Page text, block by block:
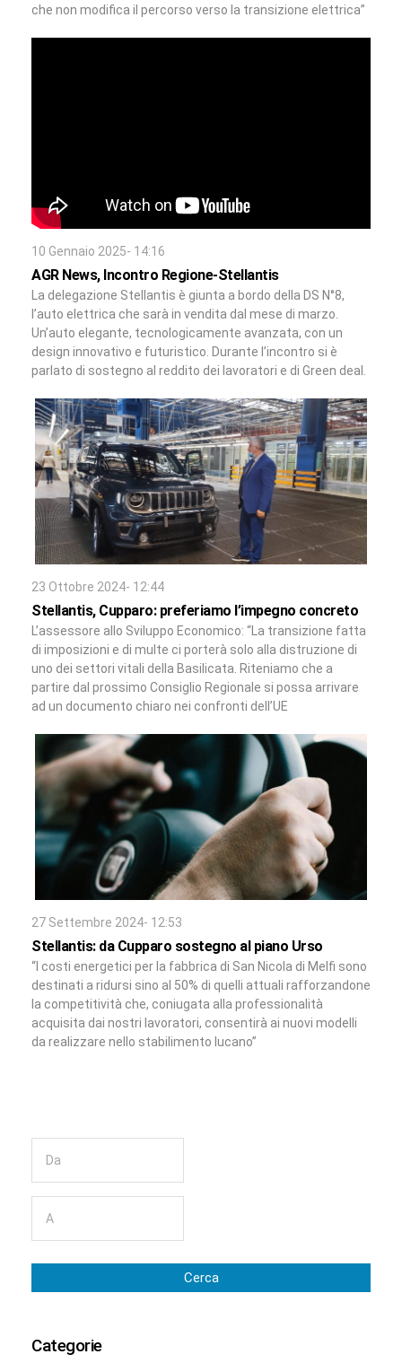
che non modifica il percorso verso la transizione elettrica”
10 Gennaio 2025- 14:16
AGR News, Incontro Regione-Stellantis
La delegazione Stellantis è giunta a bordo della DS N°8,
l’auto elettrica che sarà in vendita dal mese di marzo.
Un’auto elegante, tecnologicamente avanzata, con un
design innovativo e futuristico. Durante l’incontro si è
parlato di sostegno al reddito dei lavoratori e di Green deal.
23 Ottobre 2024- 12:44
Stellantis, Cupparo: preferiamo l’impegno concreto
L’assessore allo Sviluppo Economico: “La transizione fatta
di imposizioni e di multe ci porterà solo alla distruzione di
uno dei settori vitali della Basilicata. Riteniamo che a
partire dal prossimo Consiglio Regionale si possa arrivare
ad un documento chiaro nei confronti dell’UE
27 Settembre 2024- 12:53
Stellantis: da Cupparo sostegno al piano Urso
“I costi energetici per la fabbrica di San Nicola di Melfi sono
destinati a ridursi sino al 50% di quelli attuali rafforzandone
la competitività che, coniugata alla professionalità
acquisita dai nostri lavoratori, consentirà ai nuovi modelli
da realizzare nello stabilimento lucano”
Cerca
Categorie